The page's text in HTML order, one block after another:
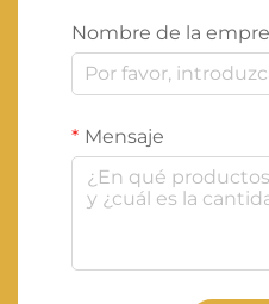
Nombre de la
Mensaje